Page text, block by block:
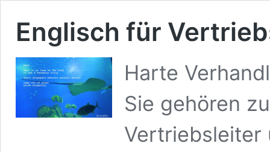
Englisch für
Harte
Sie gehören
Vertriebsleiter